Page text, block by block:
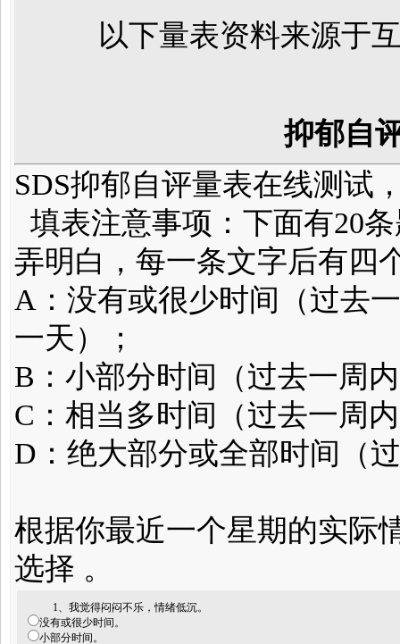
以下量表资料来源于
抑郁自
SDS抑郁自评量表在线测试
填表注意事项：下面有20
弄明白，每一条文字后有
A：没有或很少时间（过去
一天）；
B：小部分时间（过去一
C：相当多时间（过去一
D：绝大部分或全部时间（
根据你最近一个星期的实际
选择 。
1、我觉得闷闷不乐，情绪低沉。
没有或很少时间。
小部分时间。